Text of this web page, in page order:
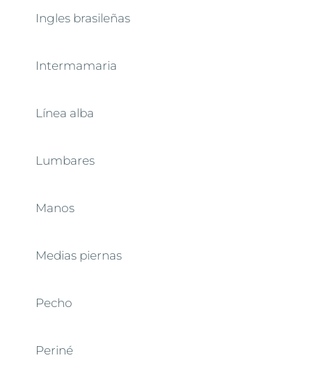
Ingles brasileñas
Intermamaria
Línea alba
Lumbares
Manos
Medias piernas
Pecho
Periné